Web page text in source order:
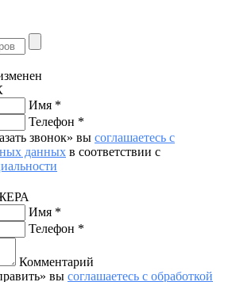
Имя *
Телефон *
звонок» вы соглашаетесь с
данных в соответствии с
Имя *
Телефон *
Комментарий
вы соглашаетесь с обработкой